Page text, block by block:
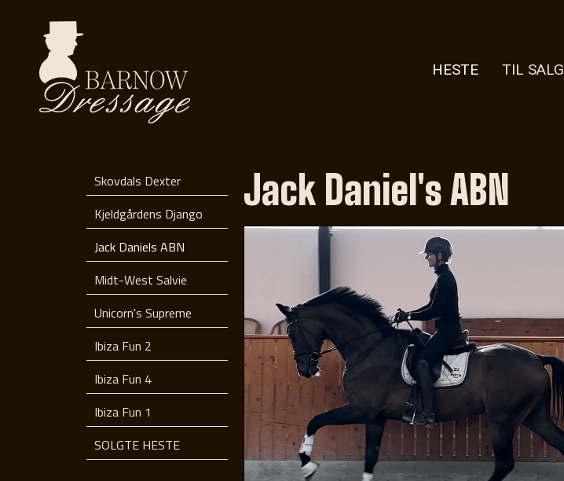
HESTE TIL SALG
Skovdals Dexter
Kjeldgårdens Django
Jack Daniels ABN
Midt-West Salvie
Unicorn's Supreme
Ibiza Fun 2
Ibiza Fun 4
Ibiza Fun 1
SOLGTE HESTE
Jack Daniel's ABN